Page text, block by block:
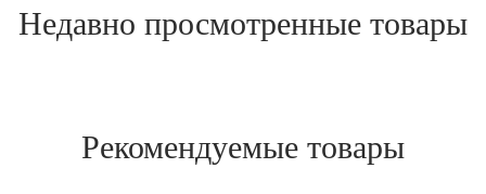
Недавно просмотренные товары
Рекомендуемые товары